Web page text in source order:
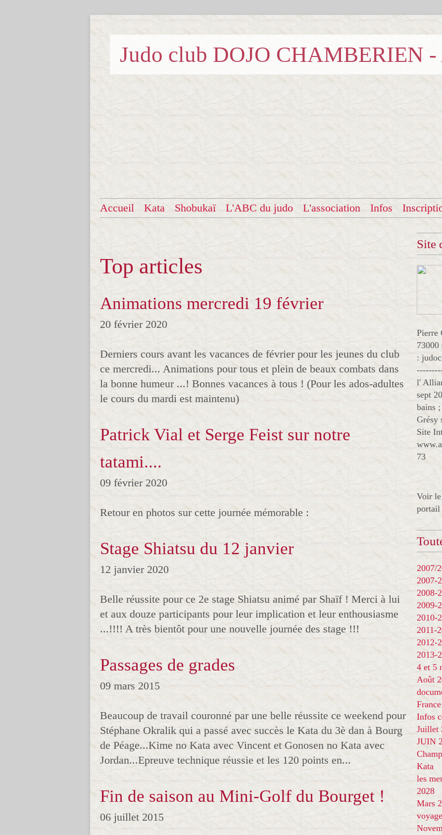
Judo club DOJO CHAMBERIEN -
Accueil Kata Shobukaï L'ABC du judo L'association Infos
Top articles
Animations mercredi 19 février
20 février 2020
Derniers cours avant les vacances de février pour les jeunes du club
ce mercredi... Animations pour tous et plein de beaux combats dans
la bonne humeur ...! Bonnes vacances à tous ! (Pour les ados-adultes
le cours du mardi est maintenu)
Patrick Vial et Serge Feist sur notre
tatami....
09 février 2020
Retour en photos sur cette journée mémorable :
Stage Shiatsu du 12 janvier
12 janvier 2020
Belle réussite pour ce 2e stage Shiatsu animé par Shaïf ! Merci à lui
et aux douze participants pour leur implication et leur enthousiasme
...!!!! A très bientôt pour une nouvelle journée des stage !!!
Passages de grades
09 mars 2015
Beaucoup de travail couronné par une belle réussite ce weekend pour
Stéphane Okralik qui a passé avec succès le Kata du 3è dan à Bourg
de Péage...Kime no Kata avec Vincent et Gonosen no Kata avec
Jordan...Epreuve technique réussie et les 120 points en...
Fin de saison au Mini-Golf du Bourget !
06 juillet 2015
Site
Pierre
73000
:
l'
sept
bains
Grésy
Site
73
Voir
portail
2007/
2007-
2008-
2009-
2010-
2011-
2012-
2013-
4 et 5
Août
Infos
Juillet
JUIN
Kata
les
2028
Mars